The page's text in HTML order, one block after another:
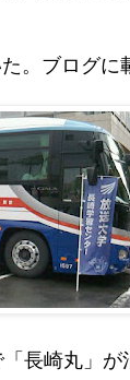
。ブログに
長崎丸」